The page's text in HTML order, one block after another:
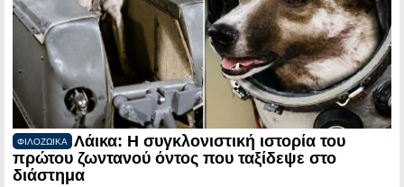
ΦΙΛΟΖΩΙΚΑ
Λάικα: Η συγκλονιστική ιστορία του
πρώτου ζωντανού όντος που ταξίδεψε στο
διάστημα